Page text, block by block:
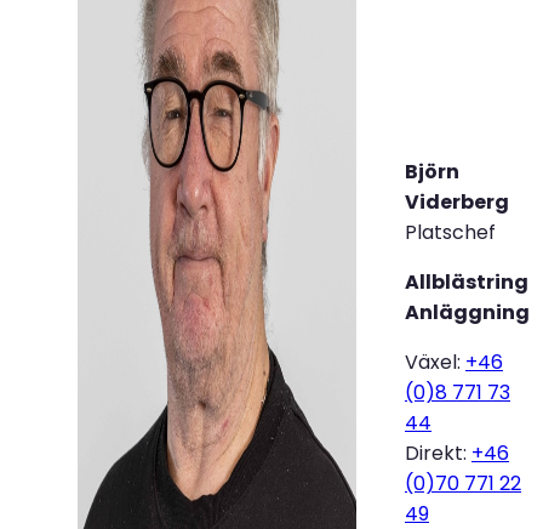
Björn
Viderberg
Platschef
Allblästring
Anläggning
Växel: +46
(0)8 771 73
44
Direkt: +46
(0)70 771 22
49